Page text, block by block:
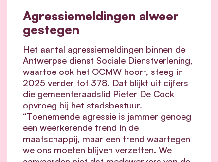
Agressiemeldingen alweer
gestegen
Het aantal agressiemeldingen binnen de
Antwerpse dienst Sociale Dienstverlening,
waartoe ook het OCMW hoort, steeg in
2025 verder tot 378. Dat blijkt uit cijfers
die gemeenteraadslid Pieter De Cock
opvroeg bij het stadsbestuur.
“Toenemende agressie is jammer genoeg
een weerkerende trend in de
maatschappij, maar een trend waartegen
we ons moeten blijven verzetten. We